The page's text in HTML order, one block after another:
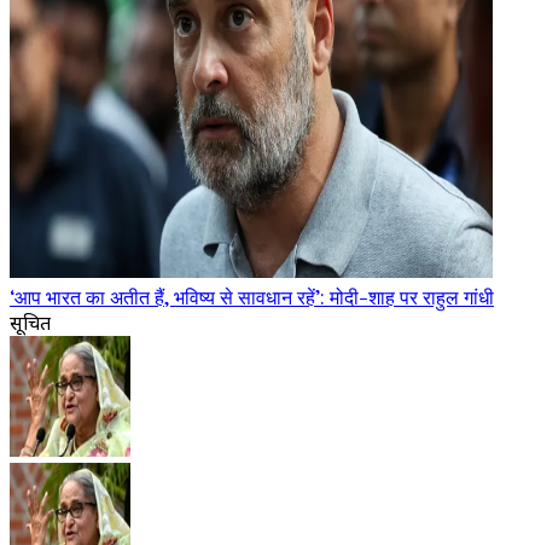
‘आप भारत का अतीत हैं, भविष्य से सावधान रहें’: मोदी-शाह पर राहुल गांधी
सूचित